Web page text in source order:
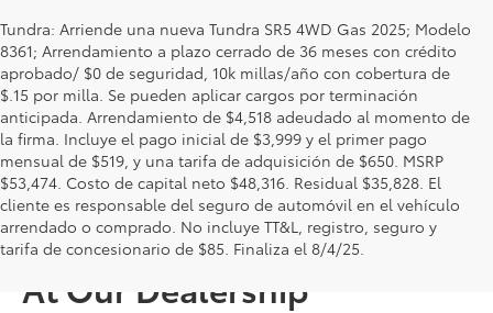
Tundra: Arriende una nueva Tundra SR5 4WD Gas 2025; Modelo
8361; Arrendamiento a plazo cerrado de 36 meses con crédito
aprobado/ $0 de seguridad, 10k millas/año con cobertura de
$.15 por milla. Se pueden aplicar cargos por terminación
anticipada. Arrendamiento de $4,518 adeudado al momento de
la firma. Incluye el pago inicial de $3,999 y el primer pago
mensual de $519, y una tarifa de adquisición de $650. MSRP
$53,474. Costo de capital neto $48,316. Residual $35,828. El
cliente es responsable del seguro de automóvil en el vehículo
arrendado o comprado. No incluye TT&L, registro, seguro y
tarifa de concesionario de $85. Finaliza el 8/4/25.
Shop for a New Toyota RAV4
At Our Dealership